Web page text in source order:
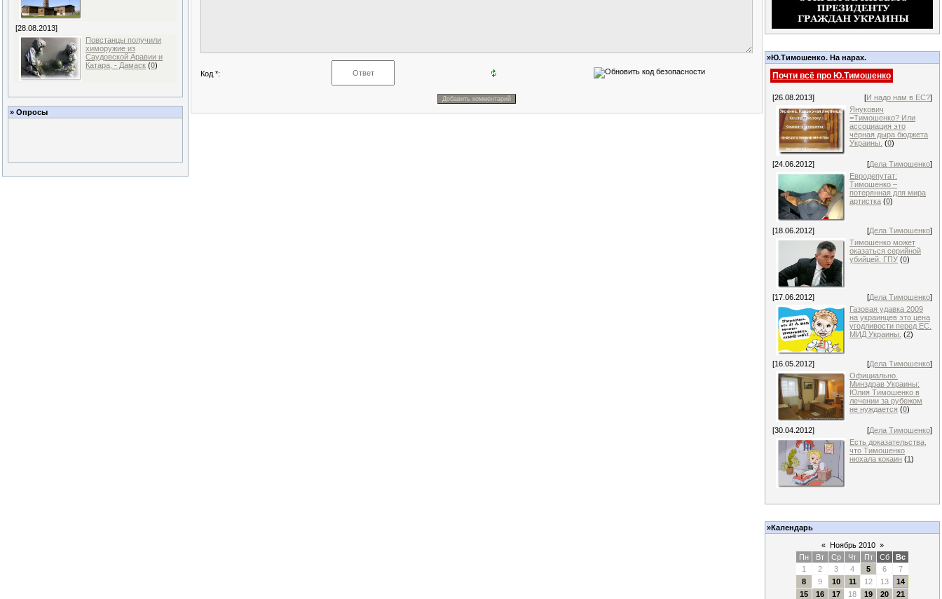
[28.08.2013]
Повстанцы получили
химоружие из
Саудовской Аравии и
Катара, - Дамаск (0)
» Опросы
Код *:
»Ю.Тимошенко. На нарах.
Почти всё про Ю.Тимошенко
[26.08.2013] [И надо нам в ЕС?]
Янукович
=Тимошенко? Или
ассоциация это
чёрная дыра бюджета
Украины. (0)
[24.06.2012] [Дела Тимошенко]
Евродепутат:
Тимошенко –
потерянная для мира
артистка (0)
[18.06.2012] [Дела Тимошенко]
Тимошенко может
оказаться серийной
убийцей. ГПУ (0)
[17.06.2012] [Дела Тимошенко]
Газовая удавка 2009
на украинцев это цена
угодливости перед ЕС.
МИД Украины. (2)
[16.05.2012] [Дела Тимошенко]
Официально.
Минздрав Украины:
Юлия Тимошенко в
лечении за рубежом
не нуждается (0)
[30.04.2012] [Дела Тимошенко]
Есть доказательства,
что Тимошенко
нюхала кокаин (1)
»Календарь
« Ноябрь 2010 »
Пн
Вт Ср Чт Пт Сб
Вс
1
2 3 4 5 6
7
8
9 10 11 12 13
14
15
16 17 18 19 20 21